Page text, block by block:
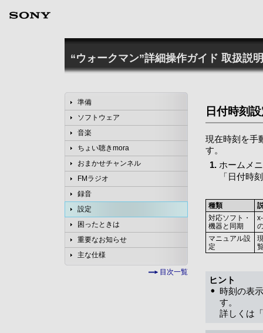
“ウォークマン”詳細操作ガイド 取扱説
準備
ソフトウェア
音楽
ちょい聴きmora
おまかせチャンネル
FMラジオ
録音
設定
困ったときは
重要なお知らせ
主な仕様
目次一覧
日付時刻
現在時刻を手
す。
ホームメ
「日付時
種類
対応ソフト・
機器と同期
マニュアル設
定
ヒント
時刻の表
す。
詳しくは